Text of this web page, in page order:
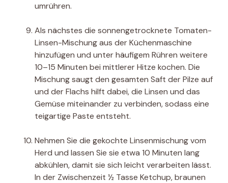
umrühren.
Als nächstes die sonnengetrocknete Tomaten-
Linsen-Mischung aus der Küchenmaschine
hinzufügen und unter häufigem Rühren weitere
10–15 Minuten bei mittlerer Hitze kochen. Die
Mischung saugt den gesamten Saft der Pilze auf
und der Flachs hilft dabei, die Linsen und das
Gemüse miteinander zu verbinden, sodass eine
teigartige Paste entsteht.
Nehmen Sie die gekochte Linsenmischung vom
Herd und lassen Sie sie etwa 10 Minuten lang
abkühlen, damit sie sich leicht verarbeiten lässt.
In der Zwischenzeit ½ Tasse Ketchup, braunen